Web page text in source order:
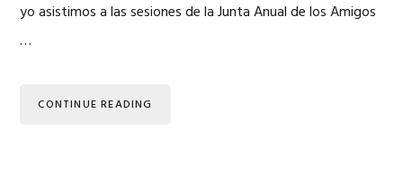
yo asistimos a las sesiones de la Junta Anual de los Amigos
…
CONTINUE READING